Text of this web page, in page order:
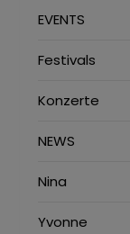
EVENTS
Festivals
Konzerte
NEWS
Nina
Yvonne